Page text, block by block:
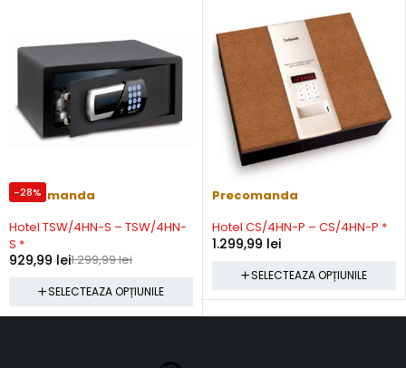
-28%
Precomanda
Hotel TSW/4HN-S – TSW/4HN-
S *
1.299,99lei
929,99 lei
SELECTEAZA OPȚIUNILE
Precomanda
Hotel CS/4HN-P – CS/4HN-P *
1.299,99 lei
SELECTEAZA OPȚIUNILE